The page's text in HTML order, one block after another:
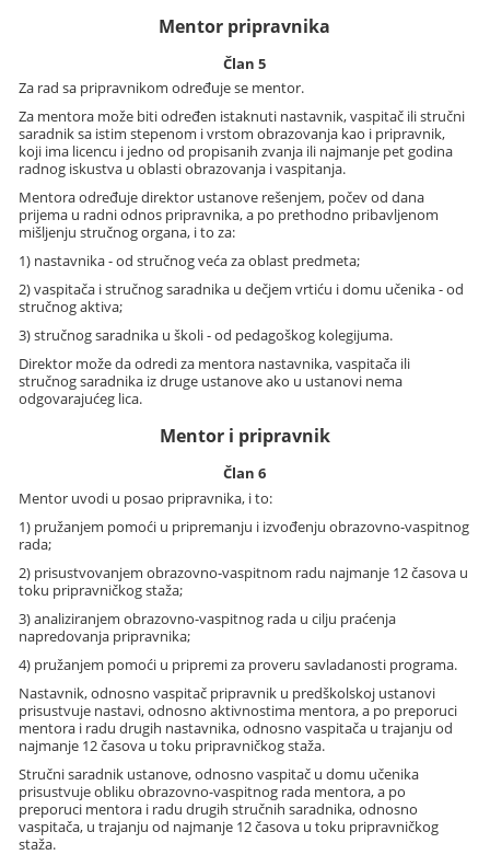
Mentor pripravnika
Član 5
Za rad sa pripravnikom određuje se mentor.
Za mentora može biti određen istaknuti nastavnik, vaspitač ili stručni
saradnik sa istim stepenom i vrstom obrazovanja kao i pripravnik,
koji ima licencu i jedno od propisanih zvanja ili najmanje pet godina
radnog iskustva u oblasti obrazovanja i vaspitanja.
Mentora određuje direktor ustanove rešenjem, počev od dana
prijema u radni odnos pripravnika, a po prethodno pribavljenom
mišljenju stručnog organa, i to za:
1) nastavnika - od stručnog veća za oblast predmeta;
2) vaspitača i stručnog saradnika u dečjem vrtiću i domu učenika - od
stručnog aktiva;
3) stručnog saradnika u školi - od pedagoškog kolegijuma.
Direktor može da odredi za mentora nastavnika, vaspitača ili
stručnog saradnika iz druge ustanove ako u ustanovi nema
odgovarajućeg lica.
Mentor i pripravnik
Član 6
Mentor uvodi u posao pripravnika, i to:
1) pružanjem pomoći u pripremanju i izvođenju obrazovno-vaspitnog
rada;
2) prisustvovanjem obrazovno-vaspitnom radu najmanje 12 časova u
toku pripravničkog staža;
3) analiziranjem obrazovno-vaspitnog rada u cilju praćenja
napredovanja pripravnika;
4) pružanjem pomoći u pripremi za proveru savladanosti programa.
Nastavnik, odnosno vaspitač pripravnik u predškolskoj ustanovi
prisustvuje nastavi, odnosno aktivnostima mentora, a po preporuci
mentora i radu drugih nastavnika, odnosno vaspitača u trajanju od
najmanje 12 časova u toku pripravničkog staža.
Stručni saradnik ustanove, odnosno vaspitač u domu učenika
prisustvuje obliku obrazovno-vaspitnog rada mentora, a po
preporuci mentora i radu drugih stručnih saradnika, odnosno
vaspitača, u trajanju od najmanje 12 časova u toku pripravničkog
staža.